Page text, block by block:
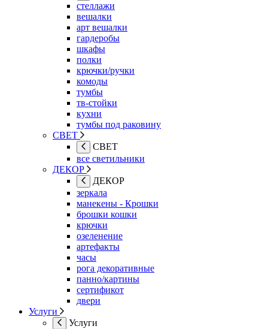
стеллажи
вешалки
арт вешалки
гардеробы
шкафы
полки
крючки/ручки
комоды
тумбы
тв-стойки
кухни
тумбы под раковину
СВЕТ
СВЕТ
все светильники
ДЕКОР
ДЕКОР
зеркала
манекены - Крошки
брошки кошки
крючки
озеленение
артефакты
часы
рога декоративные
панно/картины
сертификот
двери
Услуги
Услуги